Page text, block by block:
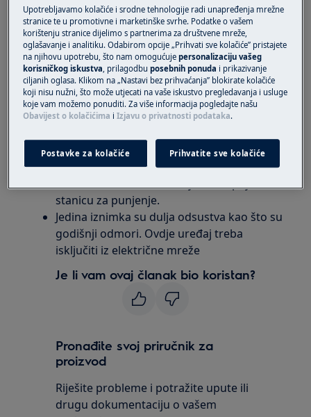
na stanicu za punjenje kada je već
napunjen?
Treba li bežični usisavač držati priključen
na struju radi punjenja?
Primjenjuje se na
svi bežični usisavači
Rješenje
stanicu za punjenje.
Jedina iznimka su dulja odsustva kao što su
godišnji odmori. Ovdje uređaj treba
isključiti iz električne mreže
Je li vam ovaj članak bio koristan?
Pronađite svoj priručnik za
proizvod
Riješite probleme i potražite upute ili
drugu dokumentaciju o vašem
Upotrebljavamo kolačiće i srodne tehnologije radi unapređenja mrežne
stranice te u promotivne i marketinške svrhe. Podatke o vašem
korištenju stranice dijelimo s partnerima za društvene mreže,
oglašavanje i analitiku. Odabirom opcije „Prihvati sve kolačiće” pristajete
na njihovu upotrebu, što nam omogućujepersonalizaciju vašeg
korisničkog iskustva, prilagodbuposebnih ponuda i prikazivanje
ciljanih oglasa. Klikom na „Nastavi bez prihvaćanja” blokirate kolačiće
koji nisu nužni, što može utjecati na vaše iskustvo pregledavanja i usluge
koje vam možemo ponuditi. Za više informacija pogledajte našu
Obavijest o kolačićima iIzjavu o privatnosti podataka.
Postavke za kolačiće Prihvatite sve kolačiće